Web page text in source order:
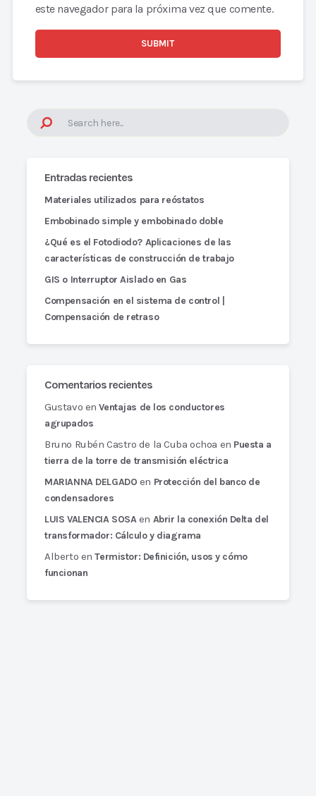
Entradas recientes
Materiales utilizados para reóstatos
Embobinado simple y embobinado doble
¿Qué es el Fotodiodo? Aplicaciones de las
características de construcción de trabajo
GIS o Interruptor Aislado en Gas
Compensación en el sistema de control |
Compensación de retraso
Comentarios recientes
Gustavo enVentajas de los conductores
agrupados
Bruno Rubén Castro de la Cuba ochoa en Puesta a
tierra de la torre de transmisión eléctrica
MARIANNA DELGADO en Protección del banco de
condensadores
LUIS VALENCIA SOSAen Abrir la conexión Delta del
transformador: Cálculo y diagrama
Alberto enTermistor: Definición, usos y cómo
funcionan
este navegador para la próxima vez que comente.